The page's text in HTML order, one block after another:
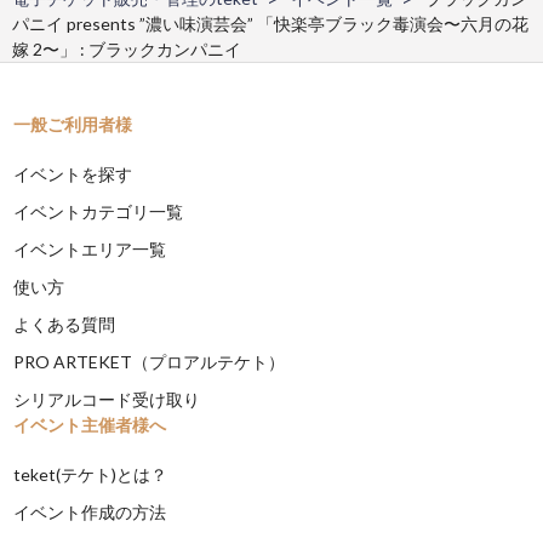
パニイ presents ”濃い味演芸会” 「快楽亭ブラック毒演会〜六月の花
嫁 2〜」 : ブラックカンパニイ
一般ご利用者様
イベントを探す
イベントカテゴリ一覧
イベントエリア一覧
使い方
よくある質問
PRO ARTEKET（プロアルテケト）
シリアルコード受け取り
イベント主催者様へ
teket(テケト)とは？
イベント作成の方法